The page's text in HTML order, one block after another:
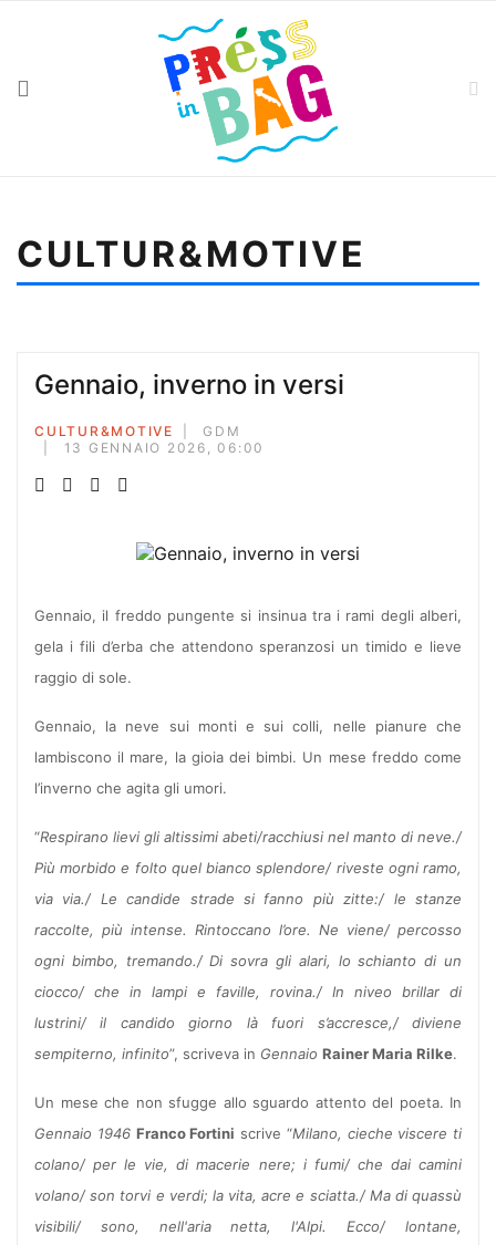
CULTUR&MOTIVE
Gennaio, inverno in versi
CULTUR&MOTIVE
GDM
13 GENNAIO 2026, 06:00
Gennaio, il freddo pungente si insinua tra i rami degli alberi,
gela i fili d’erba che attendono speranzosi un timido e lieve
raggio di sole.
Gennaio, la neve sui monti e sui colli, nelle pianure che
lambiscono il mare, la gioia dei bimbi. Un mese freddo come
l’inverno che agita gli umori.
“Respirano lievi gli altissimi abeti/racchiusi nel manto di neve./
Più morbido e folto quel bianco splendore/ riveste ogni ramo,
via via./ Le candide strade si fanno più zitte:/ le stanze
raccolte, più intense. Rintoccano l’ore. Ne viene/ percosso
ogni bimbo, tremando./ Di sovra gli alari, lo schianto di un
ciocco/ che in lampi e faville, rovina./ In niveo brillar di
lustrini/ il candido giorno là fuori s’accresce,/ diviene
sempiterno, infinito”, scriveva in Gennaio Rainer Maria Rilke.
Un mese che non sfugge allo sguardo attento del poeta. In
Gennaio 1946 Franco Fortini scrive “Milano, cieche viscere ti
colano/ per le vie, di macerie nere; i fumi/ che dai camini
volano/ son torvi e verdi; la vita, acre e sciatta./ Ma di quassù
visibili/ sono, nell'aria netta, l'Alpi. Ecco/ lontane,